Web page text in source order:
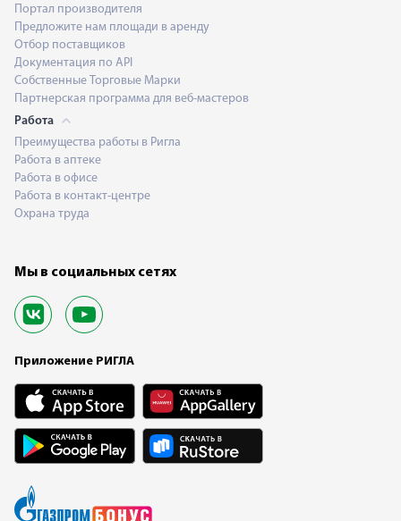
Портал производителя
Предложите нам площади в аренду
Отбор поставщиков
Документация по API
Собственные Торговые Марки
Партнерская программа для веб-мастеров
Работа
Преимущества работы в Ригла
Работа в аптеке
Работа в офисе
Работа в контакт-центре
Охрана труда
Мы в социальных сетях
Приложение РИГЛА